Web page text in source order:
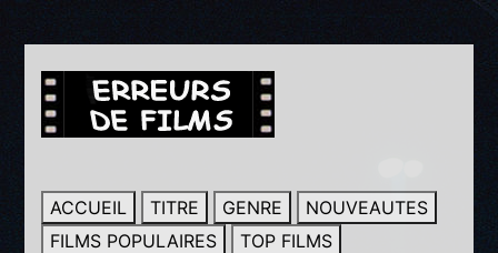
ACCUEIL TITRE GENRE
NOUVEAUTES
FILMS POPULAIRES
TOP FILMS